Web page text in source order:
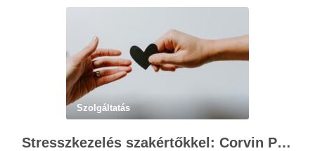
Szolgáltatás
Stresszkezelés szakértőkkel: Corvin Pszichológia – a modern terápiás megoldások útmutatója